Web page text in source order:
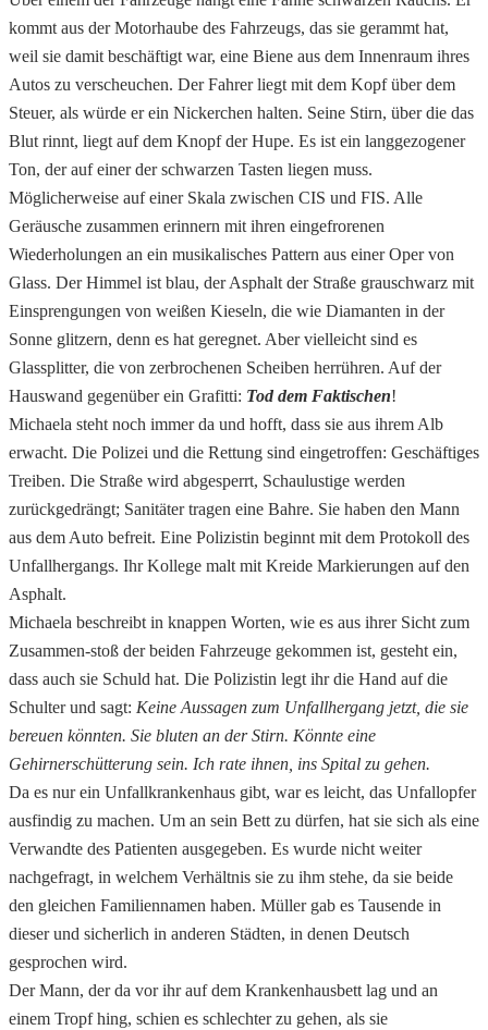
kommt aus der Motorhaube des Fahrzeugs, das sie gerammt hat,
weil sie damit beschäftigt war, eine Biene aus dem Innenraum ihres
Autos zu verscheuchen. Der Fahrer liegt mit dem Kopf über dem
Steuer, als würde er ein Nickerchen halten. Seine Stirn, über die das
Blut rinnt, liegt auf dem Knopf der Hupe. Es ist ein langgezogener
Ton, der auf einer der schwarzen Tasten liegen muss.
Möglicherweise auf einer Skala zwischen CIS und FIS. Alle
Geräusche zusammen erinnern mit ihren eingefrorenen
Wiederholungen an ein musikalisches Pattern aus einer Oper von
Glass. Der Himmel ist blau, der Asphalt der Straße grauschwarz mit
Einsprengungen von weißen Kieseln, die wie Diamanten in der
Sonne glitzern, denn es hat geregnet. Aber vielleicht sind es
Glassplitter, die von zerbrochenen Scheiben herrühren. Auf der
Hauswand gegenüber ein Grafitti: Tod dem Faktischen!
Michaela steht noch immer da und hofft, dass sie aus ihrem Alb
erwacht. Die Polizei und die Rettung sind eingetroffen: Geschäftiges
Treiben. Die Straße wird abgesperrt, Schaulustige werden
zurückgedrängt; Sanitäter tragen eine Bahre. Sie haben den Mann
aus dem Auto befreit. Eine Polizistin beginnt mit dem Protokoll des
Unfallhergangs. Ihr Kollege malt mit Kreide Markierungen auf den
Asphalt.
Michaela beschreibt in knappen Worten, wie es aus ihrer Sicht zum
Zusammen-stoß der beiden Fahrzeuge gekommen ist, gesteht ein,
dass auch sie Schuld hat. Die Polizistin legt ihr die Hand auf die
Schulter und sagt: Keine Aussagen zum Unfallhergang jetzt, die sie
bereuen könnten. Sie bluten an der Stirn. Könnte eine
Gehirnerschütterung sein. Ich rate ihnen, ins Spital zu gehen.
Da es nur ein Unfallkrankenhaus gibt, war es leicht, das Unfallopfer
ausfindig zu machen. Um an sein Bett zu dürfen, hat sie sich als eine
Verwandte des Patienten ausgegeben. Es wurde nicht weiter
nachgefragt, in welchem Verhältnis sie zu ihm stehe, da sie beide
den gleichen Familiennamen haben. Müller gab es Tausende in
dieser und sicherlich in anderen Städten, in denen Deutsch
gesprochen wird.
Der Mann, der da vor ihr auf dem Krankenhausbett lag und an
einem Tropf hing, schien es schlechter zu gehen, als sie